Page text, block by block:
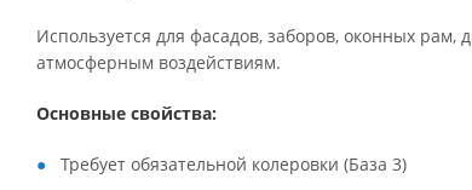
Используется для фасадов, заборов, оконных
атмосферным воздействиям.
Основные свойства:
Требует обязательной колеровки (База 3)